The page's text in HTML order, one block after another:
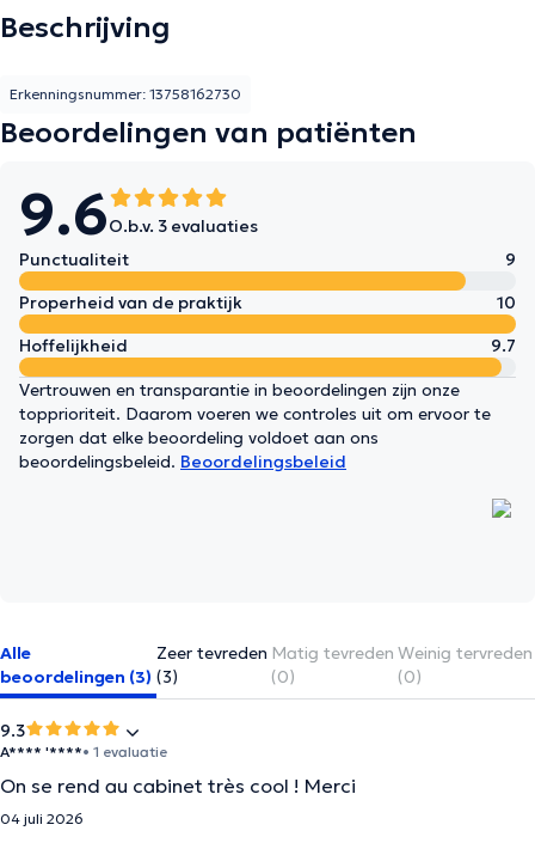
Beschrijving
Erkenningsnummer: 13758162730
Beoordelingen van patiënten
9.6O.b.v. 3 evaluaties
Punctualiteit
9
Properheid van de praktijk
10
Hoffelijkheid
9.7
Vertrouwen en transparantie in beoordelingen zijn onze
topprioriteit. Daarom voeren we controles uit om ervoor te
zorgen dat elke beoordeling voldoet aan ons
beoordelingsbeleid. Beoordelingsbeleid
Alle
beoordelingen (3)
Zeer tevreden
(3)
Matig tevreden
(0)
Weinig tervreden
(0)
9.3
A**** '****• 1 evaluatie
On se rend au cabinet très cool ! Merci
04 juli 2026